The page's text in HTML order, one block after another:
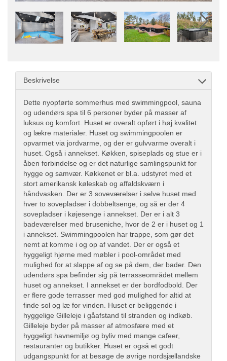
Beskrivelse
Dette nyopførte sommerhus med swimmingpool, sauna
og udendørs spa til 6 personer byder på masser af
luksus og komfort. Huset er overalt opført i høj kvalitet
og lækre materialer. Huset og swimmingpoolen er
opvarmet via jordvarme, og der er gulvvarme overalt i
huset. Også i annekset. Køkken, spiseplads og stue er i
åben forbindelse og er det naturlige samlingspunkt for
hygge og samvær. Køkkenet er bl.a. udstyret med et
stort amerikansk køleskab og affaldskværn i
håndvasken. Der er 3 soveværelser i selve huset med
hver to sovepladser i dobbeltsenge, og så er der 4
sovepladser i køjesenge i annekset. Der er i alt 3
badeværelser med bruseniche, hvor de 2 er i huset og 1
i annekset. Swimmingpoolen har trappe, som gør det
nemt at komme i og op af vandet. Der er også et
hyggeligt hjørne med møbler i pool-området med
mulighed for at slappe af og se på dem, der bader. Den
udendørs spa befinder sig på terrasseområdet mellem
huset og annekset. I annekset er der bordfodbold. Der
er flere gode terrasser med god mulighed for altid at
finde sol og læ for vinden. Huset er beliggende i
hyggelige Gilleleje i gåafstand til stranden og indkøb.
Gilleleje byder på masser af atmosfære med et
hyggeligt havnemiljø og byliv med mange cafeer,
restauranter og butikker. Huset er også et godt
udgangspunkt for at besøge de øvrige nordsjællandske